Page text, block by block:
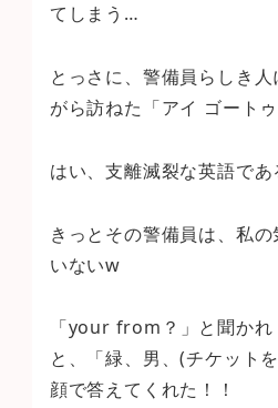
てしまう…
とっさに、警備員らしき
がら訪ねた「アイ ゴート
はい、支離滅裂な英語で
きっとその警備員は、私
いないw
「your from？」と聞かれ
と、「緑、男、(チケット
顔で答えてくれた！！